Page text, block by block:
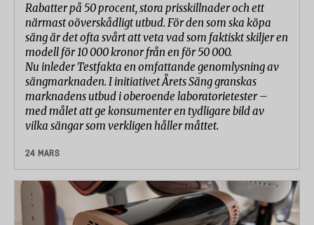
Rabatter på 50 procent, stora prisskillnader och ett
närmast oöverskådligt utbud. För den som ska köpa
säng är det ofta svårt att veta vad som faktiskt skiljer en
modell för 10 000 kronor från en för 50 000.
Nu inleder Testfakta en omfattande genomlysning av
sängmarknaden. I initiativet Årets Säng granskas
marknadens utbud i oberoende laboratorietester –
med målet att ge konsumenter en tydligare bild av
vilka sängar som verkligen håller måttet.
24 MARS